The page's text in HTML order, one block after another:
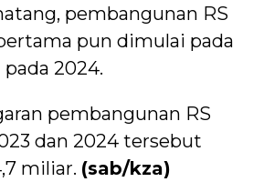
pembangunan RS
pun dimulai pada
pada 2024.
pembangunan RS
dan 2024 tersebut
miliar. (sab/kza)